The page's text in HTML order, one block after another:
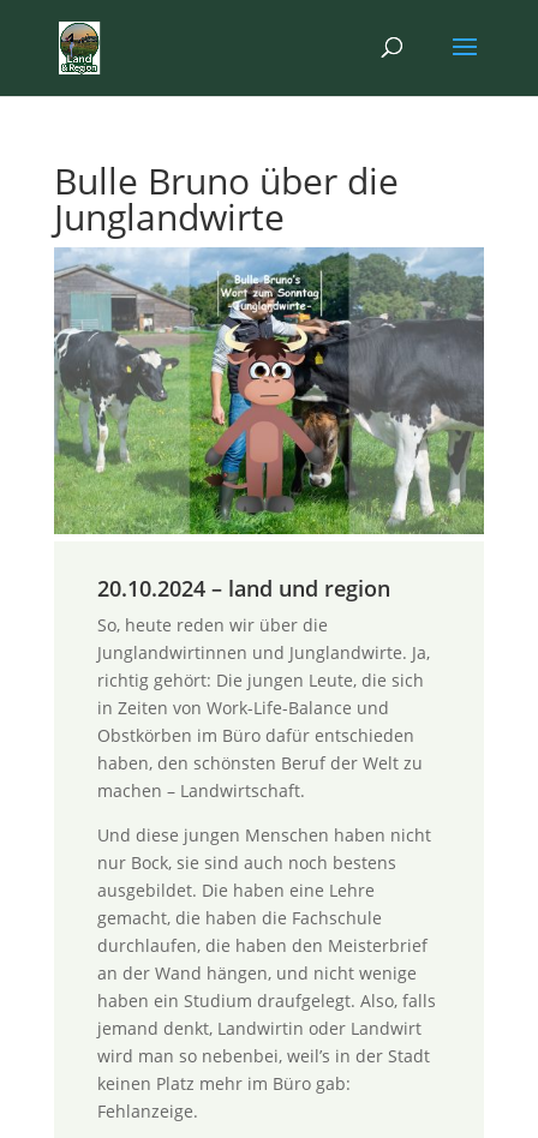
Bulle Bruno über die
Junglandwirte
20.10.2024 – land und region
So, heute reden wir über die
Junglandwirtinnen und Junglandwirte. Ja,
richtig gehört: Die jungen Leute, die sich
in Zeiten von Work-Life-Balance und
Obstkörben im Büro dafür entschieden
haben, den schönsten Beruf der Welt zu
machen – Landwirtschaft.
Und diese jungen Menschen haben nicht
nur Bock, sie sind auch noch bestens
ausgebildet. Die haben eine Lehre
gemacht, die haben die Fachschule
durchlaufen, die haben den Meisterbrief
an der Wand hängen, und nicht wenige
haben ein Studium draufgelegt. Also, falls
jemand denkt, Landwirtin oder Landwirt
wird man so nebenbei, weil’s in der Stadt
keinen Platz mehr im Büro gab:
Fehlanzeige.